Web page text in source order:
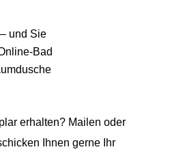
und Sie
Bad
erhalten? Mailen oder
Ihnen gerne Ihr